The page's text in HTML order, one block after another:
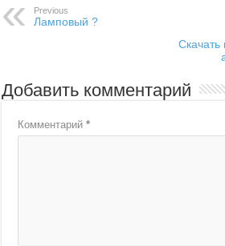
Previous
Ламповый ?
Скачать
Добавить комментарий
Комментарий*